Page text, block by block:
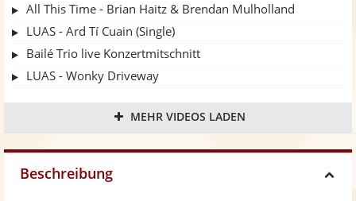
All This Time - Brian Haitz & Brendan Mulholland
LUAS - Ard Tí Cuain (Single)
Bailé Trio live Konzertmitschnitt
LUAS - Wonky Driveway
Brian Haitz Solo - Johnny Jump Up
MEHR VIDEOS LADEN
Beschreibung